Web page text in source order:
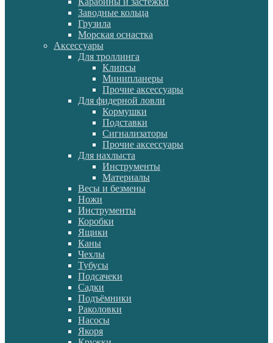
Заводные кольца
Грузила
Морская оснастка
Аксессуары
Для троллинга
Клипсы
Минипланеры
Прочие аксессуары
Для фидерной ловли
Кормушки
Подставки
Сигнализаторы
Прочие аксессуары
Для нахлыста
Инструменты
Материалы
Весы и безмены
Ножи
Инструменты
Коробки
Ящики
Каны
Чехлы
Тубусы
Подсачеки
Садки
Подъёмники
Раколовки
Насосы
Якоря